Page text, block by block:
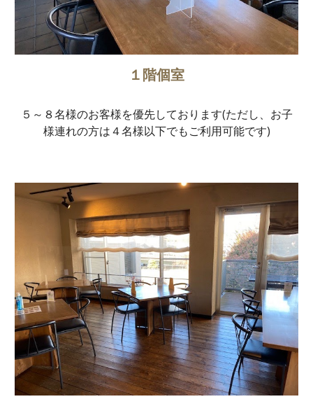
１階個室
５～８名様のお客様を優先しております(ただし、お子
様連れの方は４名様以下でもご利用可能です)